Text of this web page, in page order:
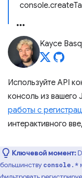
Kayce
Используйте API
консоль из вашего
работы с
интерактивного
Ключевой момент:
большинству console.*